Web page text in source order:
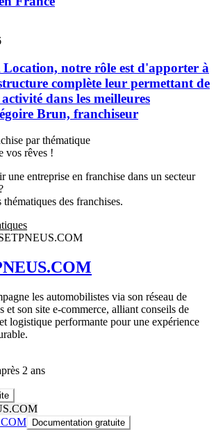
notre rôle est d'apporter à
complète leur permettant de
dans les meilleures
Brun, franchiseur
par thématique
vos rêves !
une entreprise en franchise dans un secteur
des franchises.
les automobilistes via son réseau de
et son site e-commerce, alliant conseils de
logistique performante pour une expérience
2 ans
Documentation gratuite